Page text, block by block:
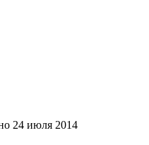
24 июля 2014